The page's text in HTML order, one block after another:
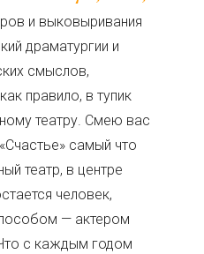
и выковыривания
драматургии и
смыслов,
правило, в тупик
театру. Смею вас
самый что
театр, в центре
человек,
— актером
с каждым годом